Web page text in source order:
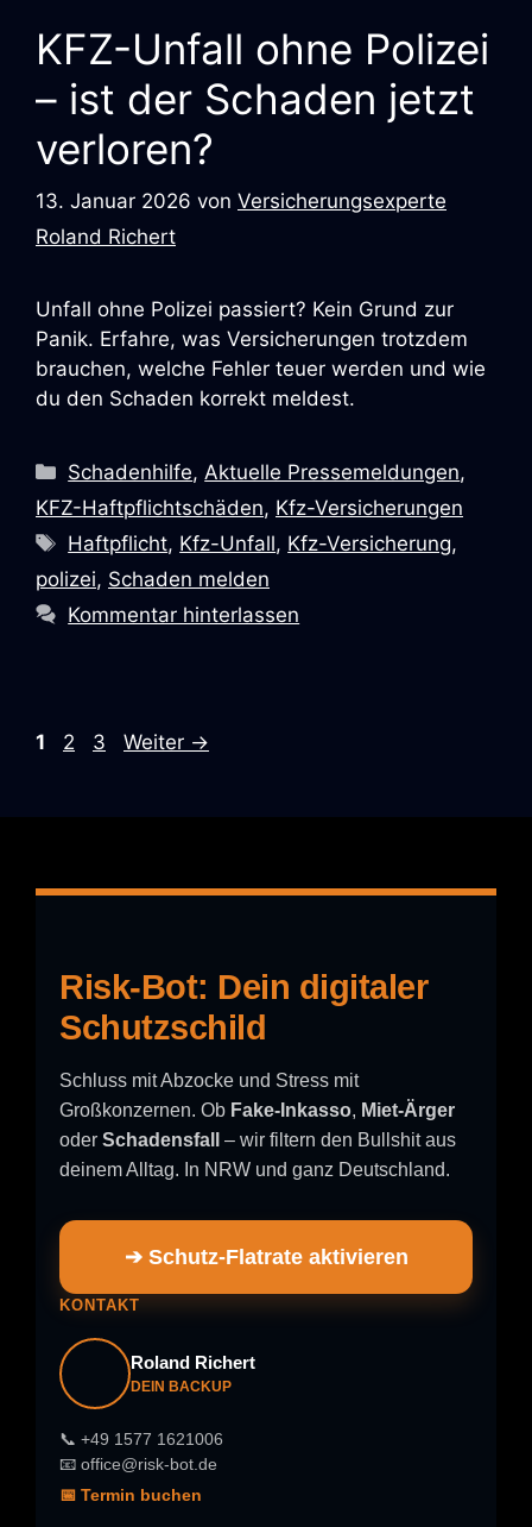
KFZ-Unfall ohne Polizei
– ist der Schaden jetzt
verloren?
13. Januar 2026 von Versicherungsexperte
Roland Richert
Unfall ohne Polizei passiert? Kein Grund zur
Panik. Erfahre, was Versicherungen trotzdem
brauchen, welche Fehler teuer werden und wie
du den Schaden korrekt meldest.
Schadenhilfe,Aktuelle Pressemeldungen,
KFZ-Haftpflichtschäden, Kfz-Versicherungen
Haftpflicht, Kfz-Unfall, Kfz-Versicherung,
polizei, Schaden melden
Kommentar hinterlassen
1 2 3 Weiter →
Risk-Bot: Dein digitaler
Schutzschild
Schluss mit Abzocke und Stress mit
Großkonzernen. Ob Fake-Inkasso, Miet-Ärger
oder Schadensfall
– wir filtern den Bullshit aus
deinem Alltag. In NRW und ganz Deutschland.
➔ Schutz-Flatrate aktivieren
KONTAKT
Roland Richert
DEIN BACKUP
📞 +49 1577 1621006
📧 office@risk-bot.de
📅 Termin buchen